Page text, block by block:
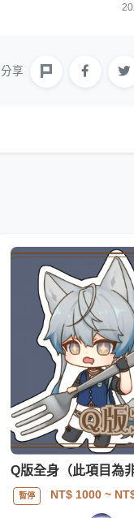
分享
Q版全身（此項目為
暫停 NT$ 1000~